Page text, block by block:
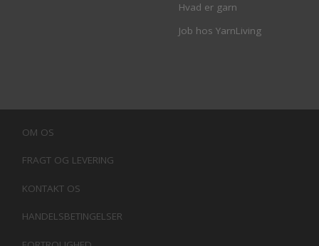
Hvad er garn
Job hos YarnLiving
OM OS
FRAGT OG LEVERING
KONTAKT OS
HANDELSBETINGELSER